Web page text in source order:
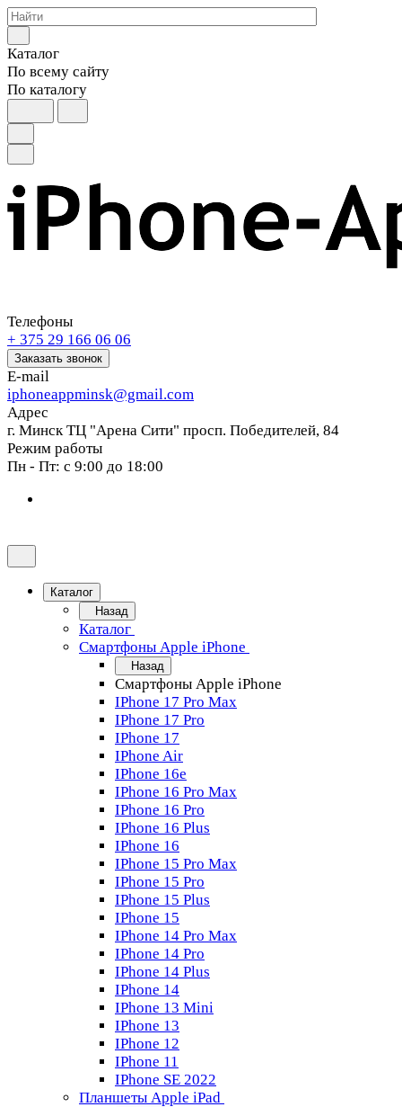
Каталог
По всему сайту
По каталогу
Телефоны
+ 375 29 166 06 06
Заказать звонок
E-mail
iphoneappminsk@gmail.com
Адрес
г. Минск ТЦ "Арена Сити" просп. Победителей, 84
Режим работы
Пн - Пт: с 9:00 до 18:00
Каталог
Назад
Каталог
Смартфоны Apple iPhone
Назад
Смартфоны Apple iPhone
IPhone 17 Pro Max
IPhone 17 Pro
IPhone 17
IPhone Air
IPhone 16e
IPhone 16 Pro Max
IPhone 16 Pro
IPhone 16 Plus
IPhone 16
IPhone 15 Pro Max
IPhone 15 Pro
IPhone 15 Plus
IPhone 15
IPhone 14 Pro Max
IPhone 14 Pro
IPhone 14 Plus
IPhone 14
IPhone 13 Mini
IPhone 13
IPhone 12
IPhone 11
IPhone SE 2022
Планшеты Apple iPad